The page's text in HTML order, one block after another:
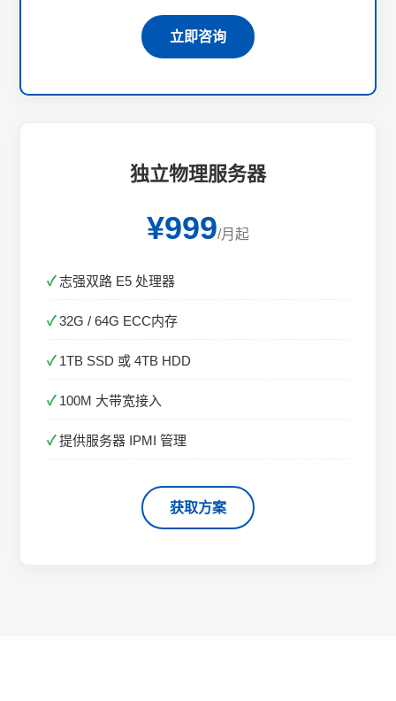
立即咨询
独立物理服务器
¥999/月起
志强双路 E5 处理器
32G / 64G ECC内存
1TB SSD 或 4TB HDD
100M 大带宽接入
提供服务器 IPMI 管理
获取方案